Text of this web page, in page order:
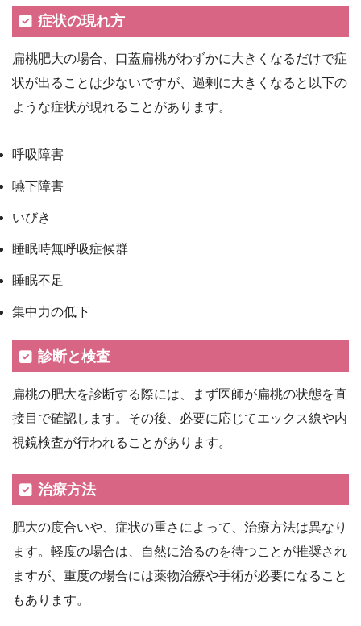
症状の現れ方
扁桃肥大の場合、口蓋扁桃がわずかに大きくなるだけで症
状が出ることは少ないですが、過剰に大きくなると以下の
ような症状が現れることがあります。
呼吸障害
嚥下障害
いびき
睡眠時無呼吸症候群
睡眠不足
集中力の低下
診断と検査
扁桃の肥大を診断する際には、まず医師が扁桃の状態を直
接目で確認します。その後、必要に応じてエックス線や内
視鏡検査が行われることがあります。
治療方法
肥大の度合いや、症状の重さによって、治療方法は異なり
ます。軽度の場合は、自然に治るのを待つことが推奨され
ますが、重度の場合には薬物治療や手術が必要になること
もあります。